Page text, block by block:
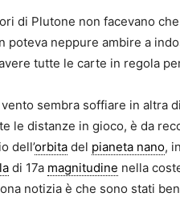
di Plutone non facevano
poteva neppure ambire a
tutte le carte in regola
sembra soffiare in altra
le distanze in gioco, è da
dell’orbita del pianeta nano,
di 17a magnitudine nella
notizia è che sono stati